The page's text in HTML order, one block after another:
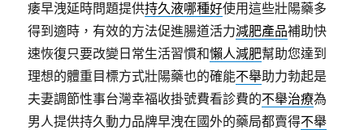
痿早洩延時問題提供持久液哪種好使用這些壯陽藥多
得到適時，有效的方法促進腸道活力減肥產品補助快
速恢復只要改變日常生活習慣和懶人減肥幫助您達到
理想的體重目標方式壯陽藥也的確能不舉助力勃起是
夫妻調節性事台灣幸福收掛號費看診費的不舉治療為
男人提供持久動力品牌早洩在國外的藥局都賣得不舉